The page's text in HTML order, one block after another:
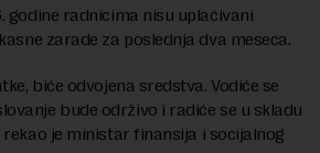
godine radnicima nisu uplaćivani
zarade za poslednja dva meseca.
biće odvojena sredstva. Vodiće se
bude održivo i radiće se u skladu
rekao je ministar finansija i socijalnog